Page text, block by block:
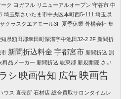
ク ヨガフル リニューアルオープン 守谷市 中
埼玉県さいたま市中央区本町西5-111 埼玉県
クラスクエアモール3F 夏季休業 外構会社 集
知県額田郡幸田町深溝字中池田32-2 2F 新聞折
市 新聞折込料金 宇都宮市 新聞折込 測
料品メーカー 新聞折込 駿東郡 新規開院 さい
シ 映画告知 広告映画告
ウス 直売所 石材店 総合買取サロンタイムレ